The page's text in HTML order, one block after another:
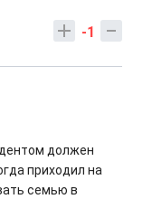
-1
должен
приходил на
семью в